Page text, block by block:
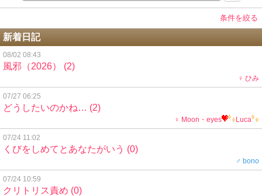
条件を絞る
新着日記
08/02 08:43
風邪（2026） (2)
♀ ひみ
07/27 06:25
どうしたいのかね… (2)
♀ Moon・eyes Luca
07/24 11:02
くびをしめてとあなたがいう (0)
♂ bono
07/24 10:59
クリトリス責め (0)